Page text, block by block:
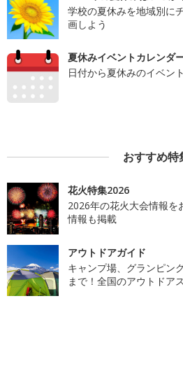
学校の夏休みを地域別に
画しよう
夏休みイベントカレンダ
日付から夏休みのイベン
おすすめ特
花火特集2026
2026年の花火大会情報を
情報も掲載
アウトドアガイド
キャンプ場、グランピン
まで！全国のアウトドア